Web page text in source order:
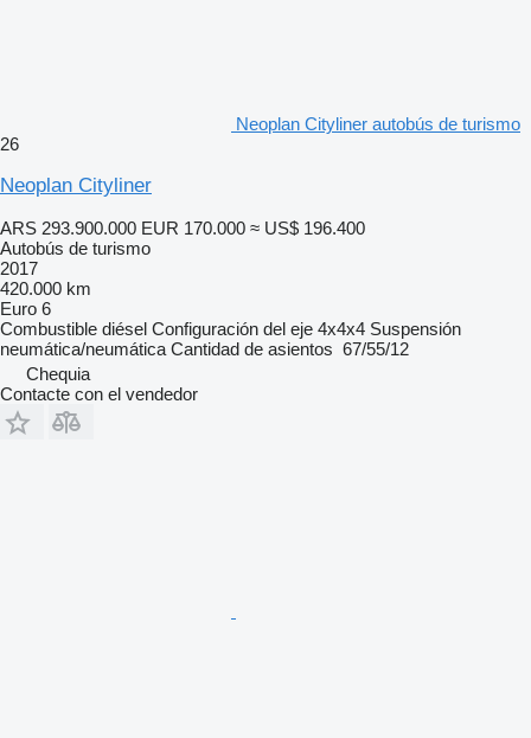
Neoplan Cityliner autobús de turismo
26
Neoplan Cityliner
ARS 293.900.000 EUR 170.000 ≈ US$ 196.400
Autobús de turismo
2017
420.000 km
Euro 6
Combustible diésel Configuración del eje 4x4x4 Suspensión
neumática/neumática Cantidad de asientos 67/55/12
Chequia
Contacte con el vendedor